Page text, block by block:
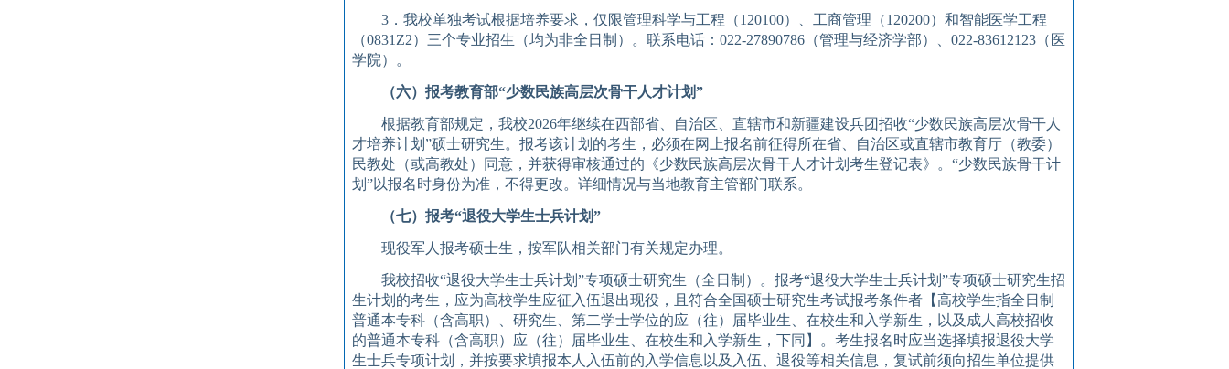
3．我校单独考试根据培养要求，仅限管理科学与工程（120100）、工商管理（1 20200）和智能医学工程
（0831 Z2）三个专业招生 （均为非全日制 ）。 联系电话： 022-27890786（管理与经济学部）、 022-83612123（医
学院）。
（六）报考教育部“少数民族高层次骨干人才计划”
根据教育部规定，我校2026年继续在西部省、自治区、直辖市和新疆建设兵团招收“少数民族高层次骨干人
才培养计划 ”硕士研究生。报考该计划的考生，必须在网上报名前征得所在省、自治区或直辖市教育厅（教委）
民教处（或高教处）同意， 并获得审核通过的 《少数民族高层次骨干人才计划考生登记表》 。 “少数民族骨干计
划 ”以报名时身份为准，不得更改。详细情况与当地教育主管部门联系。
（七）报考“退役大学生士兵计划”
现役军人报考硕士生，按军队相关部门有关规定办理。
我校招收“退役大学生士兵计划 ”专项硕士研究生（全日制）。报考“退役大学生士兵计划 ”专项硕士研究生招
生计划的考生，应为高校学生应征入伍退出现役，且符合全国硕士研究生考试报考条件者【高校学生指全日制
普通本专科（含高职）、研究生、第二学士学位的应（往）届毕业生、在校生和入学新生，以及成人高校招收
的普通本专科（含高职）应（往）届毕业生、在校生和入学新生 ， 下同 】
。考生报名时应当选择填报退役大学
生士兵专项计划，并按要求填报本人入伍前的入学信息以及入伍、退役等相关信息，复试前须向招生单位提供